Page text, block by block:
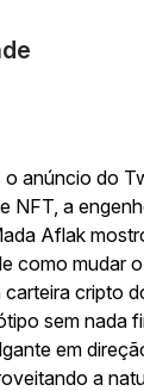
o anúncio do
NFT, a
Aflak
como mudar
cripto
sem nada
em
a